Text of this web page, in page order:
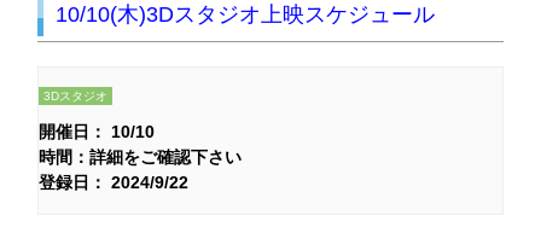
10/10(木)3Dスタジオ上映スケジュール
3Dスタジオ
開催日： 10/10
時間：詳細をご確認下さい
登録日： 2024/9/22